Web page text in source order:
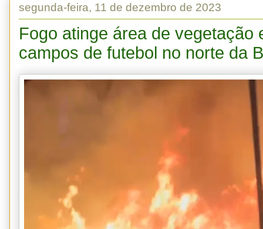
segunda-feira, 11 de dezembro de 2023
Fogo atinge área de vegetação
campos de futebol no norte da